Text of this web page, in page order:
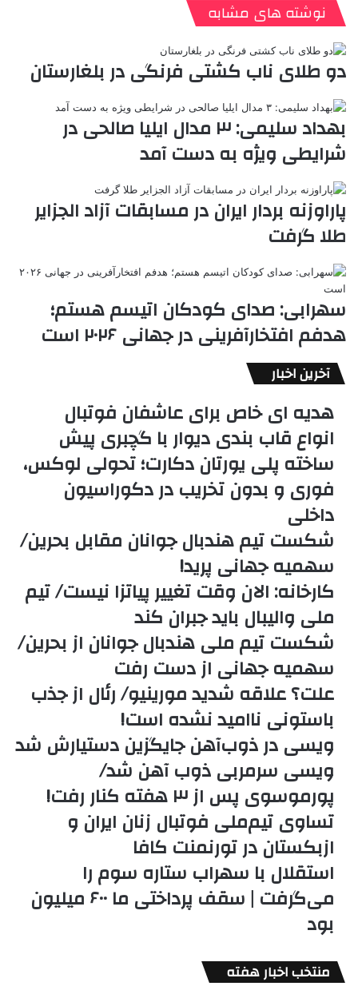
ی
ن
ل
ر
ر
س
ت
t
a
t
e
ا
م
نوشته های مشابه
دو طلای ناب کشتی فرنگی در بلغارستان
بهداد سلیمی: ٣ مدال ایلیا صالحی در
شرایطی ویژه به دست آمد
پاراوزنه بردار ایران در مسابقات آزاد الجزایر
طلا گرفت
سهرابی: صدای کودکان اتیسم هستم؛
هدفم افتخارآفرینی در جهانی ۲۰۲۶ است
آخرین اخبار
هدیه ای خاص برای عاشفان فوتبال
انواع قاب بندی دیوار با گچبری پیش
ساخته پلی یورتان دکارت؛ تحولی لوکس،
فوری و بدون تخریب در دکوراسیون
داخلی
شکست تیم هندبال جوانان مقابل بحرین/
سهمیه جهانی پرید!
کارخانه: الان وقت تغییر پیاتزا نیست/ تیم
ملی والیبال باید جبران کند
شکست تیم ملی هندبال جوانان از بحرین/
سهمیه جهانی از دست رفت
علت؟ علاقه شدید مورینیو/ رئال از جذب
باستونی ناامید نشده است!
ویسی در ذوب‌آهن جایگزین دستیارش شد
ویسی سرمربی ذوب آهن شد/
پورموسوی پس از ۳ هفته کنار رفت!
تساوی تیم‌ملی فوتبال زنان ایران و
ازبکستان در تورنمنت کافا
استقلال با سهراب ستاره سوم را
می‌گرفت | سقف پرداختی ما ۶۰۰ میلیون
بود
منتخب اخبار هفته